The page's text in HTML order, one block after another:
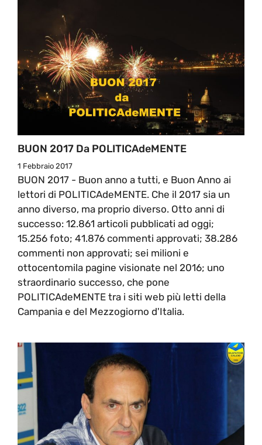
BUON 2017 Da POLITICAdeMENTE
1 Febbraio 2017
BUON 2017 - Buon anno a tutti, e Buon Anno ai
lettori di POLITICAdeMENTE. Che il 2017 sia un
anno diverso, ma proprio diverso. Otto anni di
successo: 12.861 articoli pubblicati ad oggi;
15.256 foto; 41.876 commenti approvati; 38.286
commenti non approvati; sei milioni e
ottocentomila pagine visionate nel 2016; uno
straordinario successo, che pone
POLITICAdeMENTE tra i siti web più letti della
Campania e del Mezzogiorno d'Italia.